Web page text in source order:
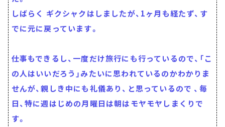
しばらく ギクシャクはしましたが、1ヶ月も経たず、す
でに元に戻っています。
仕事もできるし、一度だけ旅行にも行っているので、「こ
の人はいいだろう」みたいに思われているのかわかりま
せんが、親しき中にも礼儀あり、と思っているので 、毎
日、特に週はじめの月曜日は朝はモヤモヤしまくりで
す。